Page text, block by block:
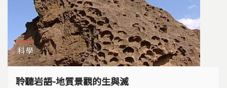
科學
聆聽岩語-地質景觀的生與滅